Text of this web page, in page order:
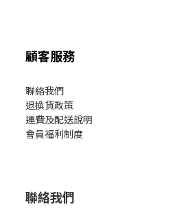
顧客服務
聯絡我們
退換貨政策
運費及配送說明
會員福利制度
聯絡我們